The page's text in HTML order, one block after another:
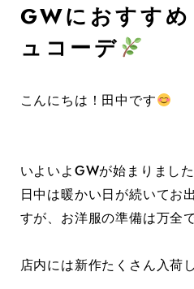
GWにおすす
ュコーデ
こんにちは！田中です
いよいよGWが始まりました
日中は暖かい日が続いてお
すが、お洋服の準備は万全
店内には新作たくさん入荷